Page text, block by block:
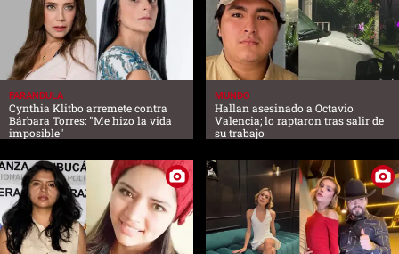
FARANDULA
Cynthia Klitbo arremete contra
Bárbara Torres: "Me hizo la vida
imposible"
MUNDO
Hallan asesinado a Octavio
Valencia; lo raptaron tras salir de
su trabajo